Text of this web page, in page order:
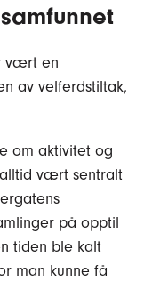
vært en
av velferdstiltak,
om aktivitet og
vært sentralt
på opptil
tiden ble kalt
man kunne få